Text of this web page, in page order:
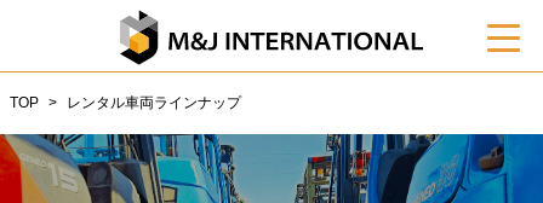
TOP レンタル車両ラインナップ